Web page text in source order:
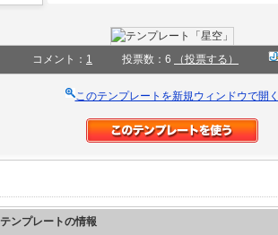
コメント： 1 投票数：6 （投票する）
このテンプレートを新規ウィンドウで開
テンプレートの情報